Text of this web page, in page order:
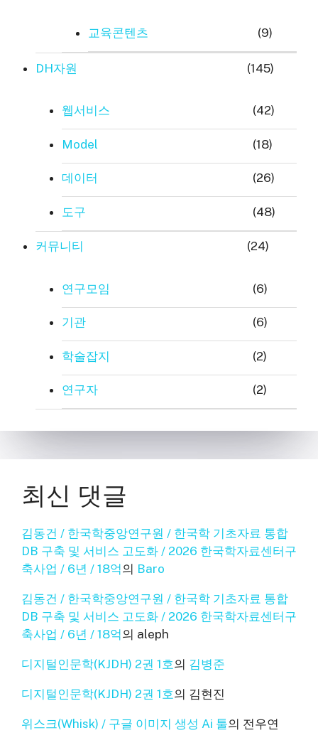
교육콘텐츠 (9)
DH자원 (145)
웹서비스 (42)
Model (18)
데이터 (26)
도구 (48)
커뮤니티 (24)
연구모임 (6)
기관 (6)
학술잡지 (2)
연구자 (2)
최신 댓글
김동건 / 한국학중앙연구원 / 한국학 기초자료 통합
DB 구축 및 서비스 고도화 / 2026 한국학자료센터구
축사업 / 6년 / 18억의 Baro
김동건 / 한국학중앙연구원 / 한국학 기초자료 통합
DB 구축 및 서비스 고도화 / 2026 한국학자료센터구
축사업 / 6년 / 18억의 aleph
디지털인문학(KJDH) 2권 1호의 김병준
디지털인문학(KJDH) 2권 1호의 김현진
위스크(Whisk) / 구글 이미지 생성 Ai 툴의 전우연